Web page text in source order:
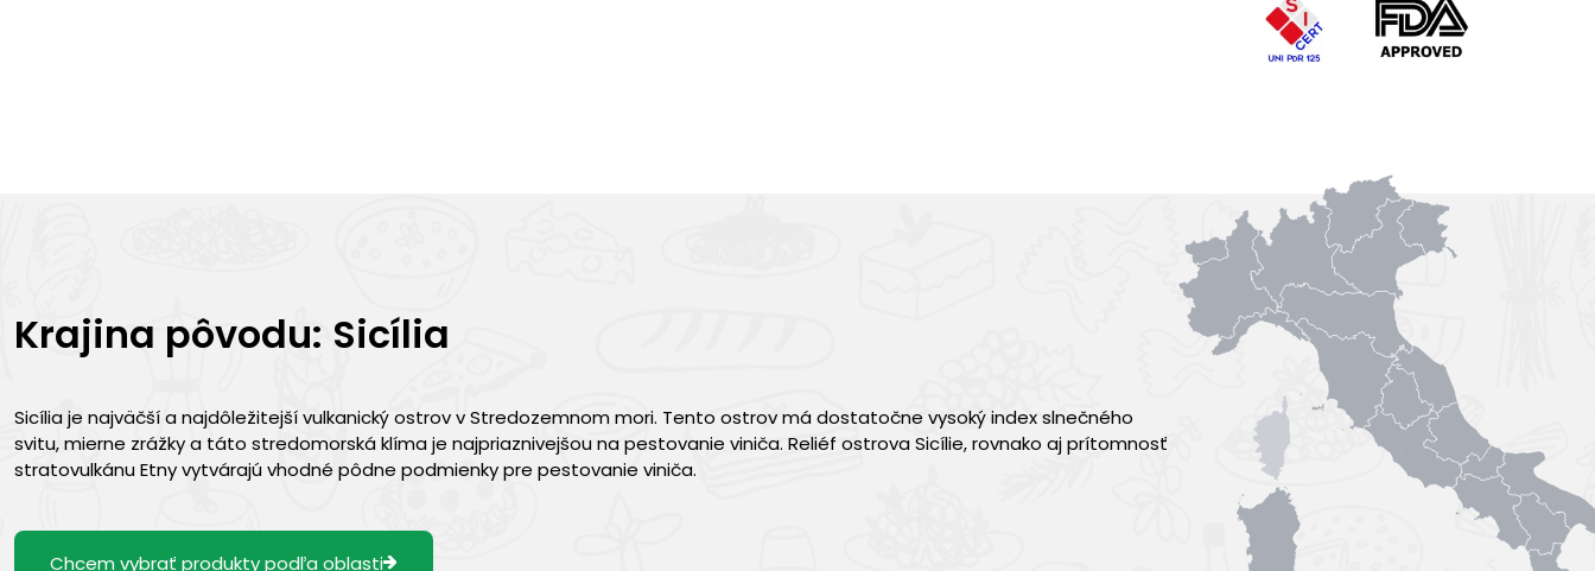
Krajina pôvodu: Sicília
Sicília je najväčší a najdôležitejší vulkanický ostrov v Stredozemnom mori. Tento ostrov má dostatočne vysoký index slnečného
svitu, mierne zrážky a táto stredomorská klíma je najpriaznivejšou na pestovanie viniča. Reliéf ostrova Sicílie, rovnako aj prítomnosť
stratovulkánu Etny vytvárajú vhodné pôdne podmienky pre pestovanie viniča.
Chcem vybrať produkty podľa oblasti